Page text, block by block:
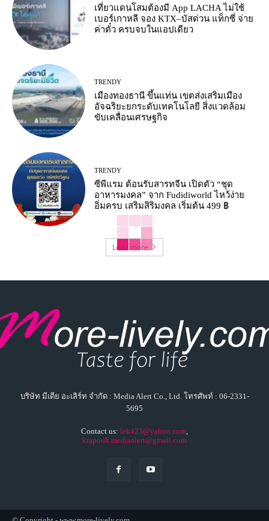
เที่ยวแดนโสมต้องมี App LACHA ไม่ใช้
เบอร์เกาหลี จอง KTX–บัสด่วน แท็กซี่ จ่าย
ค่าตั๋ว ครบจบในแอปเดียว
TRENDY
เมืองทองธานี ขึ้นแท่น เขตส่งเสริมเมือง
อัจฉริยะยกระดับเทคโนโลยี สิ่งแวดล้อม
ขับเคลื่อนเศรษฐกิจ
TRENDY
ซีพีแรม ต้อนรับสารทจีน เปิดตัว “ชุด
อาหารมงคล” จาก Fudidiworld ไหว้ง่าย
อิ่มครบ เสริมสิริมงคล เริ่มต้น 499 ฿
Load more
บริษัท มีเดีย อะเลิร์ท จำกัด : Media Alert Co., Ltd. โทรศัพท์ : 06-2331-
5695
Contact us: lek423@yahoo.com
krapook.mediaalert@gmail.com